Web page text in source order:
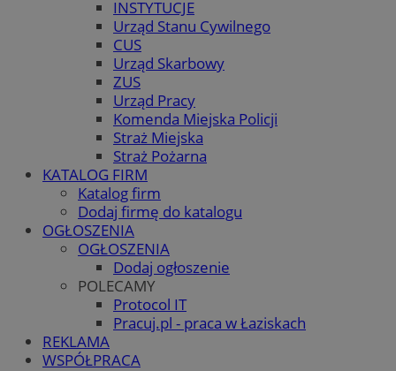
INSTYTUCJE
Urząd Stanu Cywilnego
CUS
Urząd Skarbowy
ZUS
Urząd Pracy
Komenda Miejska Policji
Straż Miejska
Straż Pożarna
KATALOG FIRM
Katalog firm
Dodaj firmę do katalogu
OGŁOSZENIA
OGŁOSZENIA
Dodaj ogłoszenie
POLECAMY
Protocol IT
Pracuj.pl - praca w Łaziskach
REKLAMA
WSPÓŁPRACA